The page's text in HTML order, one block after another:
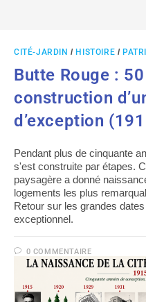
CITÉ-JARDIN / HISTOIRE /
Butte Rouge :
construction
d’exception
Pendant plus de cinquante
s'est construite par étapes.
paysagère a donné
logements les plus
Retour sur les grandes
exceptionnel.
0 COMMENTAIRE